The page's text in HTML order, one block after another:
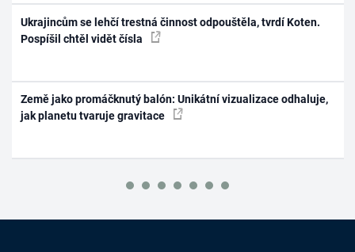
Ukrajincům se lehčí trestná činnost odpouštěla, tvrdí Koten.
Pospíšil chtěl vidět čísla
Země jako promáčknutý balón: Unikátní vizualizace odhaluje,
jak planetu tvaruje gravitace